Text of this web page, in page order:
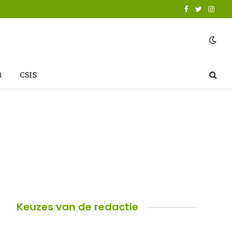
Facebook
Twitter
CSIS
Keuzes van de redactie